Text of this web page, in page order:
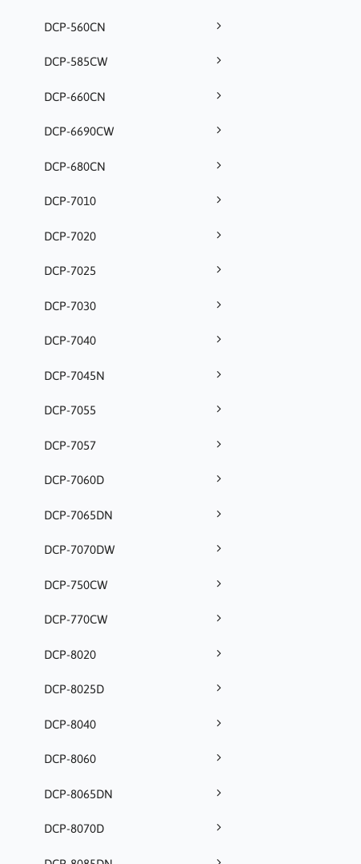
DCP-560CN
DCP-585CW
DCP-660CN
DCP-6690CW
DCP-680CN
DCP-7010
DCP-7020
DCP-7025
DCP-7030
DCP-7040
DCP-7045N
DCP-7055
DCP-7057
DCP-7060D
DCP-7065DN
DCP-7070DW
DCP-750CW
DCP-770CW
DCP-8020
DCP-8025D
DCP-8040
DCP-8060
DCP-8065DN
DCP-8070D